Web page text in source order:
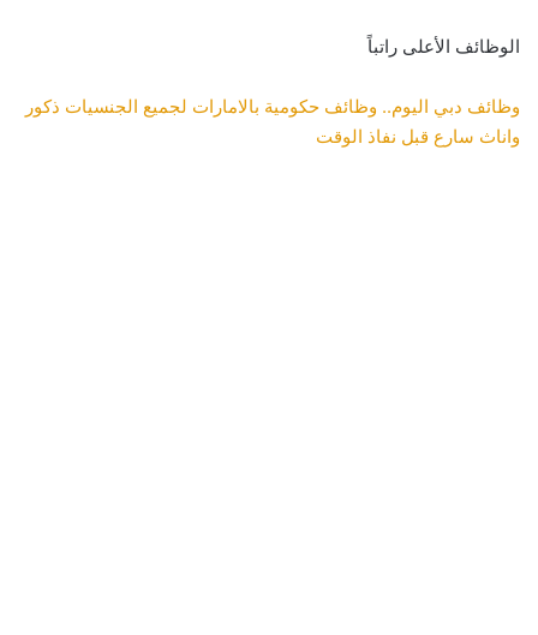
الوظائف الأعلى راتباً
وظائف دبي اليوم.. وظائف حكومية بالامارات لجميع الجنسيات ذكور
واناث سارع قبل نفاذ الوقت